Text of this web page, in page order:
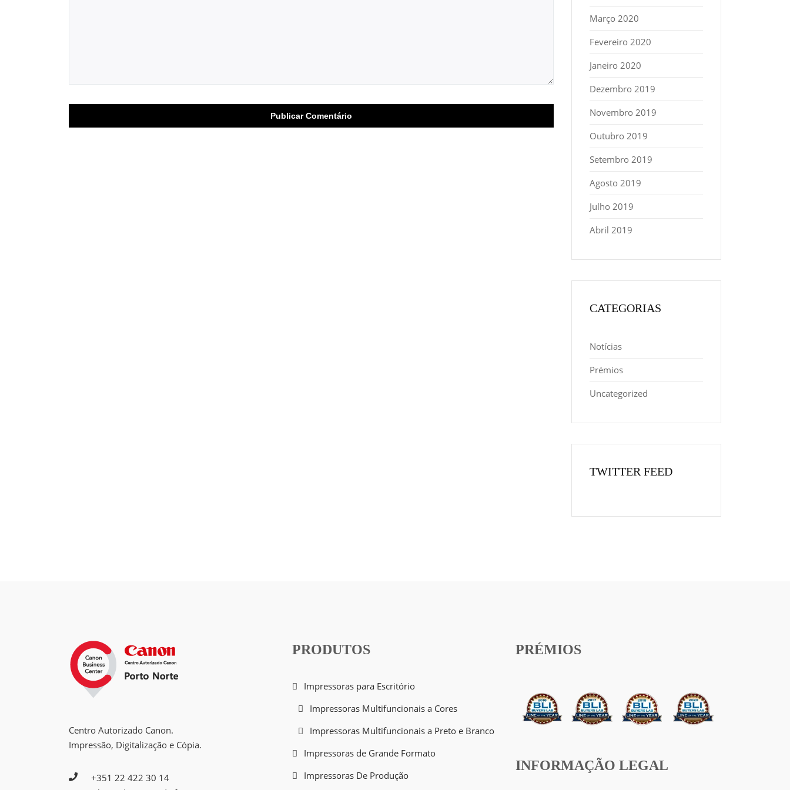
Março 2020
Fevereiro 2020
Janeiro 2020
Dezembro 2019
Novembro 2019
Outubro 2019
Setembro 2019
Agosto 2019
Julho 2019
Abril 2019
CATEGORIAS
Notícias
Prémios
Uncategorized
TWITTER FEED
Centro Autorizado Canon.
Impressão, Digitalização e Cópia.
+351 22 422 30 14
PRODUTOS
Impressoras para Escritório
Impressoras Multifuncionais a Cores
Impressoras Multifuncionais a Preto e Branco
Impressoras de Grande Formato
Impressoras De Produção
PRÉMIOS
INFORMAÇÃO LEGAL